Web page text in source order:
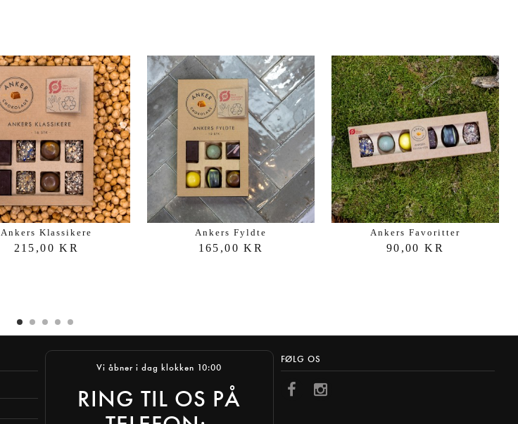
Ankers Klassikere
215,00 KR
Ankers Fyldte
165,00 KR
Ankers Favoritter
90,00 KR
Vi åbner i dag klokken 10:00
RING TIL OS PÅ
FØLG OS